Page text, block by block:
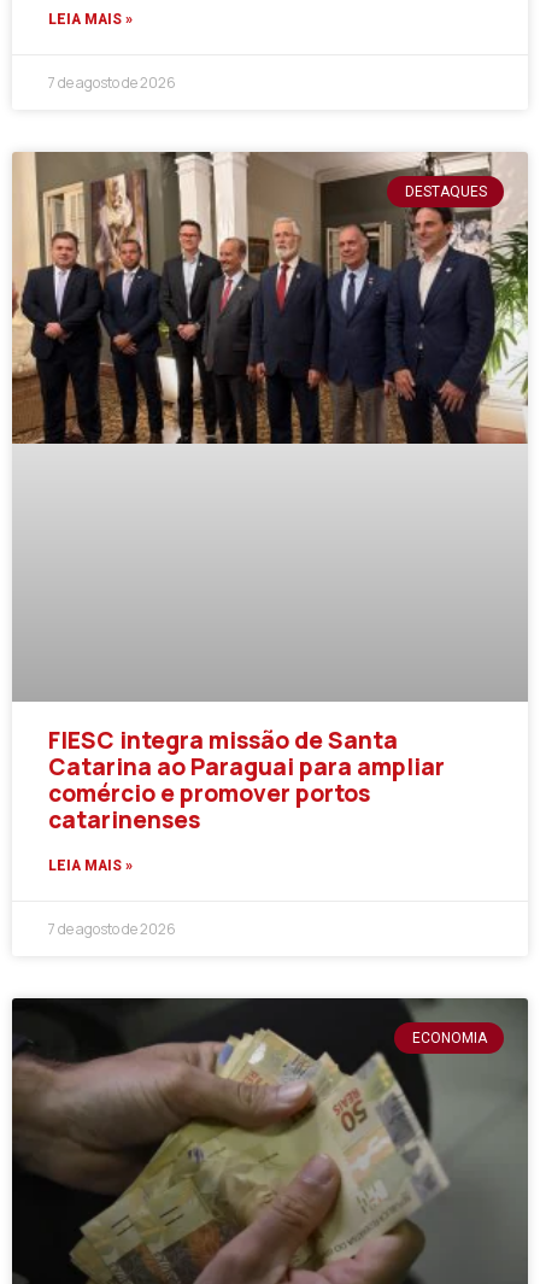
LEIA MAIS »
7 de agosto de 2026
DESTAQUES
FIESC integra missão de Santa
Catarina ao Paraguai para ampliar
comércio e promover portos
catarinenses
LEIA MAIS »
7 de agosto de 2026
ECONOMIA